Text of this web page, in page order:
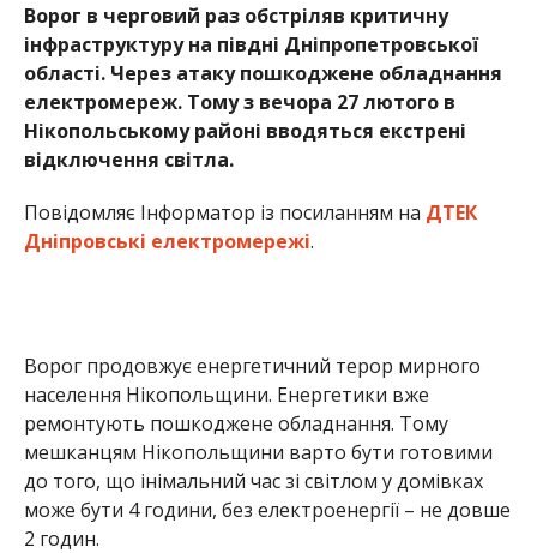
Ворог в черговий раз обстріляв критичну
інфраструктуру на півдні Дніпропетровської
області. Через атаку пошкоджене обладнання
електромереж. Тому з вечора 27 лютого в
Нікопольському районі вводяться екстрені
відключення світла.
Повідомляє Інформатор із посиланням на ДТЕК
Дніпровські електромережі.
Ворог продовжує енергетичний терор мирного
населення Нікопольщини. Енергетики вже
ремонтують пошкоджене обладнання. Тому
мешканцям Нікопольщини варто бути готовими
до того, що інімальний час зі світлом у домівках
може бути 4 години, без електроенергії – не довше
2 годин.